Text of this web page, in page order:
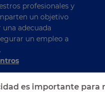
profesionales y
un objetivo
adecuada
un empleo a
es importante para